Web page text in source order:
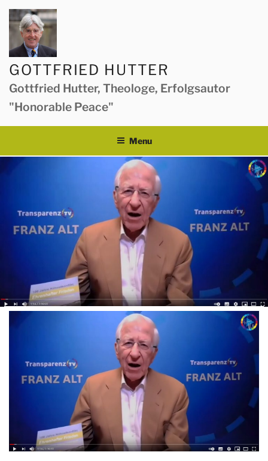
Skip
content
GOTTFRIED HUTTER
Gottfried Hutter, Theologe, Erfolgsautor
"Honorable Peace"
Menu